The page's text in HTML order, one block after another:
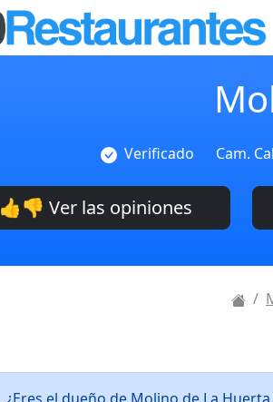
Verificado Cam.
👍👎 Ver las opiniones